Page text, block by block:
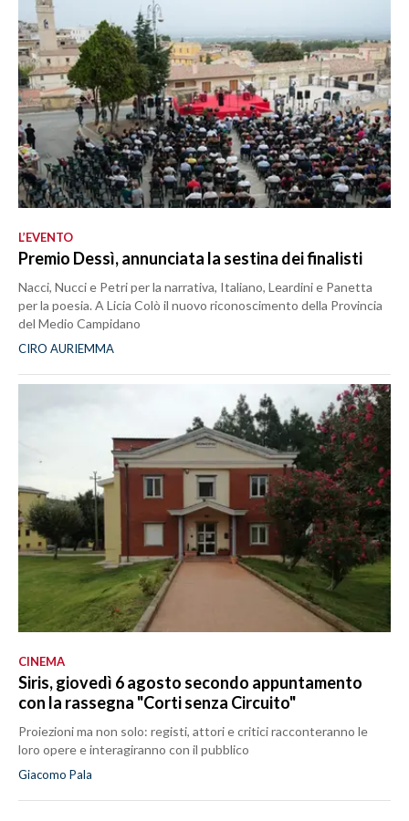
L’EVENTO
Premio Dessì, annunciata la sestina dei finalisti
Nacci, Nucci e Petri per la narrativa, Italiano, Leardini e Panetta
per la poesia. A Licia Colò il nuovo riconoscimento della Provincia
del Medio Campidano
CIRO AURIEMMA
CINEMA
Siris, giovedì 6 agosto secondo appuntamento
con la rassegna "Corti senza Circuito"
Proiezioni ma non solo: registi, attori e critici racconteranno le
loro opere e interagiranno con il pubblico
Giacomo Pala